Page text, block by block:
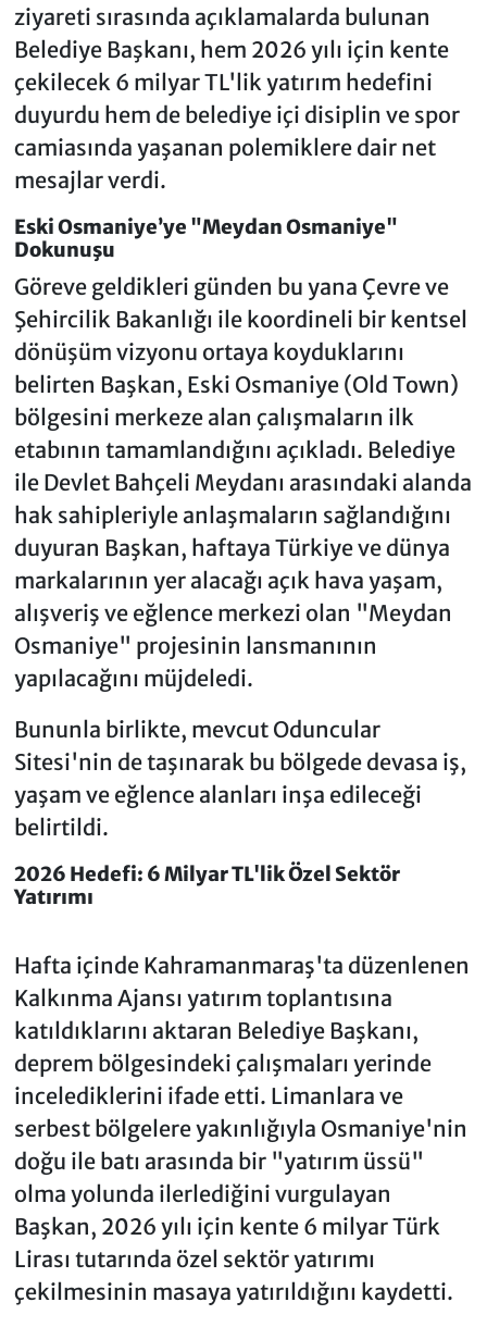
ziyareti sırasında açıklamalarda bulunan
Belediye Başkanı, hem 2026 yılı için kente
çekilecek 6 milyar TL'lik yatırım hedefini
duyurdu hem de belediye içi disiplin ve spor
camiasında yaşanan polemiklere dair net
mesajlar verdi.
Eski Osmaniye’ye "Meydan Osmaniye"
Dokunuşu
Göreve geldikleri günden bu yana Çevre ve
Şehircilik Bakanlığı ile koordineli bir kentsel
dönüşüm vizyonu ortaya koyduklarını
belirten Başkan, Eski Osmaniye (Old Town)
bölgesini merkeze alan çalışmaların ilk
etabının tamamlandığını açıkladı. Belediye
ile Devlet Bahçeli Meydanı arasındaki alanda
hak sahipleriyle anlaşmaların sağlandığını
duyuran Başkan, haftaya Türkiye ve dünya
markalarının yer alacağı açık hava yaşam,
alışveriş ve eğlence merkezi olan "Meydan
Osmaniye" projesinin lansmanının
yapılacağını müjdeledi.
Bununla birlikte, mevcut Oduncular
Sitesi'nin de taşınarak bu bölgede devasa iş,
yaşam ve eğlence alanları inşa edileceği
belirtildi.
2026 Hedefi: 6 Milyar TL'lik Özel Sektör
Yatırımı
Hafta içinde Kahramanmaraş'ta düzenlenen
Kalkınma Ajansı yatırım toplantısına
katıldıklarını aktaran Belediye Başkanı,
deprem bölgesindeki çalışmaları yerinde
incelediklerini ifade etti. Limanlara ve
serbest bölgelere yakınlığıyla Osmaniye'nin
doğu ile batı arasında bir "yatırım üssü"
olma yolunda ilerlediğini vurgulayan
Başkan, 2026 yılı için kente 6 milyar Türk
Lirası tutarında özel sektör yatırımı
çekilmesinin masaya yatırıldığını kaydetti.